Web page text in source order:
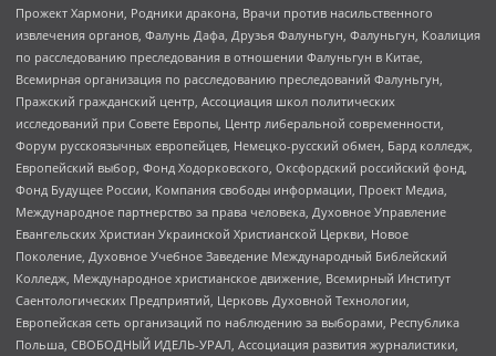
Прожект Хармони, Родники дракона, Врачи против насильственного
извлечения органов, Фалунь Дафа, Друзья Фалуньгун, Фалуньгун, Коалиция
по расследованию преследования в отношении Фалуньгун в Китае,
Всемирная организация по расследованию преследований Фалуньгун,
Пражский гражданский центр, Ассоциация школ политических
исследований при Совете Европы, Центр либеральной современности,
Форум русскоязычных европейцев, Немецко-русский обмен, Бард колледж,
Европейский выбор, Фонд Ходорковского, Оксфордский российский фонд,
Фонд Будущее России, Компания свободы информации, Проект Медиа,
Международное партнерство за права человека, Духовное Управление
Евангельских Христиан Украинской Христианской Церкви, Новое
Поколение, Духовное Учебное Заведение Международный Библейский
Колледж, Международное христианское движение, Всемирный Институт
Саентологических Предприятий, Церковь Духовной Технологии,
Европейская сеть организаций по наблюдению за выборами, Республика
Польша, СВОБОДНЫЙ ИДЕЛЬ-УРАЛ, Ассоциация развития журналистики,